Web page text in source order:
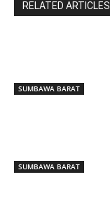
RELATED ARTICLES
SUMBAWA BARAT
SUMBAWA BARAT